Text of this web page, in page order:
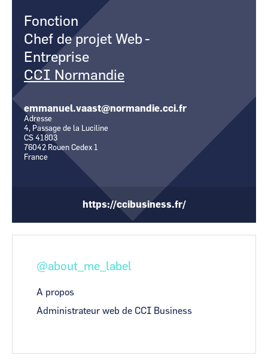
Occitanie
CCI Business
Pays de la Loire
Occitanie
CCI Business
Pays de la Loire
Fonction
Chef de projet Web -
Entreprise
CCI Normandie
emmanuel.vaast@normandie.cci.fr
Adresse
4, Passage de la Luciline
CS 41803
76042 Rouen Cedex 1
France
https://ccibusiness.fr/
@about_me_label
A propos
Administrateur web de CCI Business